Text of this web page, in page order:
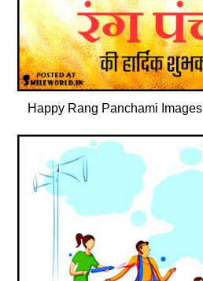
Happy Rang Panchami